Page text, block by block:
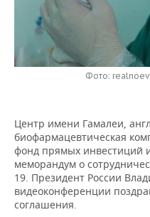
НЕФТЕХИМИЯ
НЕФТЬ
ОПК
РОЗНИЧНАЯ ТОРГОВЛЯ
ТРАНСПОРТ
НОВОСТИ ТЕХНОЛОГИЙ
ТЕЛЕКОММУНИКАЦИИ
МЕРОПРИЯТИЯ
НОВОСТИ
БИЗНЕС-БРАНЧИ
ONLINE-КОНФЕРЕНЦИИ
ОТКРЫТАЯ ЛЕКЦИЯ
СПОРТ
ФУТБОЛ
ХОККЕЙ
БАСКЕТБОЛ
НОВОСТИ ОБЩЕСТВА
ВЛАСТЬ
ИНФРАСТРУКТУРА
ФОТОГАЛЕРЕЯ
СЮЖЕТЫ
СПРАВОЧНИК
Фото:
Центр имени Гамалеи,
биофармацевтическая
фонд прямых инвестиций
меморандум о
19. Президент России
видеоконференции
соглашения.